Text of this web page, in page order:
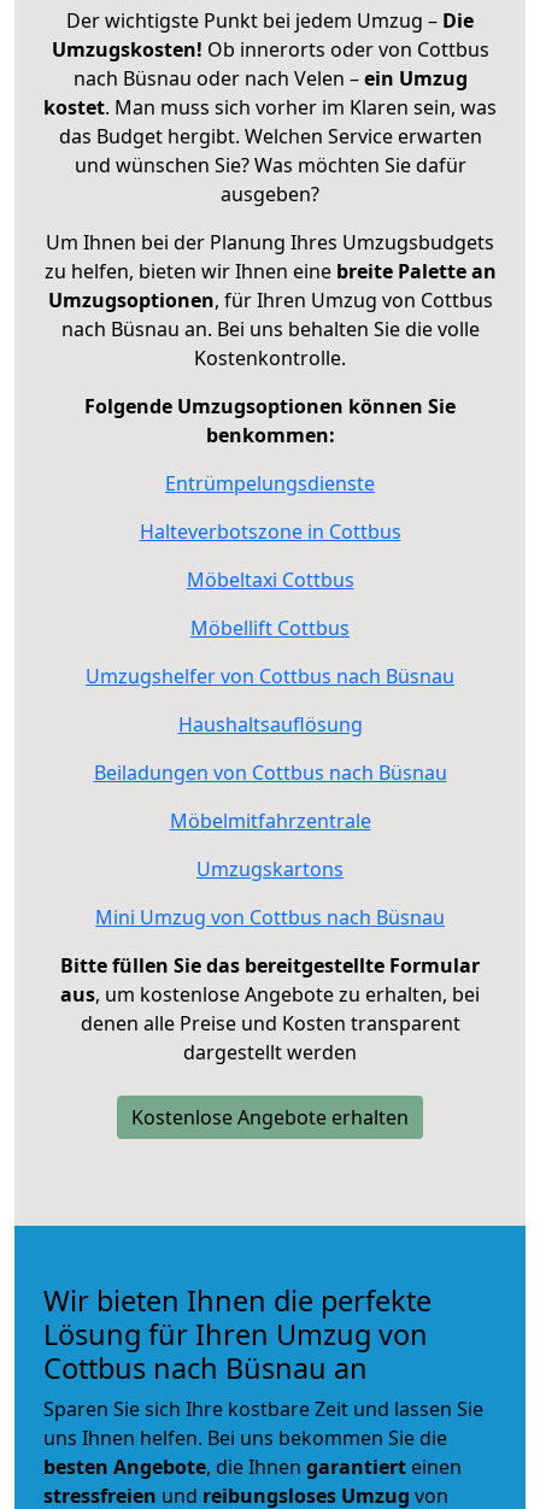
Der wichtigste Punkt bei jedem Umzug – Die
Umzugskosten! Ob innerorts oder von Cottbus
nach Büsnau oder nach Velen –ein Umzug
kostet. Man muss sich vorher im Klaren sein, was
das Budget hergibt. Welchen Service erwarten
und wünschen Sie? Was möchten Sie dafür
ausgeben?
Um Ihnen bei der Planung Ihres Umzugsbudgets
zu helfen, bieten wir Ihnen eine breite Palette an
Umzugsoptionen, für Ihren Umzug von Cottbus
nach Büsnau an. Bei uns behalten Sie die volle
Kostenkontrolle.
Folgende Umzugsoptionen können Sie
benkommen:
Entrümpelungsdienste
Halteverbotszone in Cottbus
Möbeltaxi Cottbus
Möbellift Cottbus
Umzugshelfer von Cottbus nach Büsnau
Haushaltsauflösung
Beiladungen von Cottbus nach Büsnau
Möbelmitfahrzentrale
Umzugskartons
Mini Umzug von Cottbus nach Büsnau
Bitte füllen Sie das bereitgestellte Formular
aus, um kostenlose Angebote zu erhalten, bei
denen alle Preise und Kosten transparent
dargestellt werden
Kostenlose Angebote erhalten
Wir bieten Ihnen die perfekte
Lösung für Ihren Umzug von
Cottbus nach Büsnau an
Sparen Sie sich Ihre kostbare Zeit und lassen Sie
uns Ihnen helfen. Bei uns bekommen Sie die
besten Angebote, die Ihnen garantiert einen
stressfreien und reibungsloses Umzug von